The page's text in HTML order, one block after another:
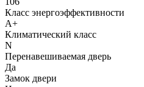
Класс энергоэффективности
A+
Климатический класс
N
Перенавешиваемая дверь
Да
Замок двери